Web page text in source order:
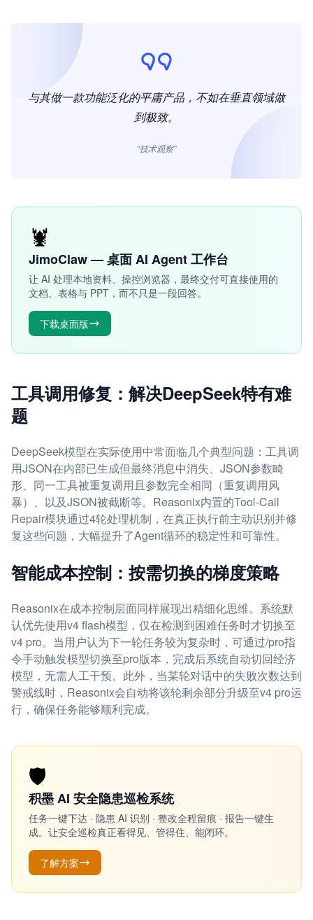
与其做一款功能泛化的平庸产品，不如在垂直领域做
到极致。
“技术观察”
🦞
JimoClaw — 桌面 AI Agent 工作台
让 AI 处理本地资料、操控浏览器，最终交付可直接使用的
文档、表格与 PPT，而不只是一段回答。
下载桌面版
工具调用修复：解决DeepSeek特有难
题
DeepSeek模型在实际使用中常面临几个典型问题：工具调
用JSON在内部已生成但最终消息中消失、JSON参数畸
形、同一工具被重复调用且参数完全相同（重复调用风
暴）、以及JSON被截断等。Reasonix内置的Tool-Call
Repair模块通过4轮处理机制，在真正执行前主动识别并修
复这些问题，大幅提升了Agent循环的稳定性和可靠性。
智能成本控制：按需切换的梯度策略
Reasonix在成本控制层面同样展现出精细化思维。系统默
认优先使用v4 flash模型，仅在检测到困难任务时才切换至
v4 pro。当用户认为下一轮任务较为复杂时，可通过/pro指
令手动触发模型切换至pro版本，完成后系统自动切回经济
模型，无需人工干预。此外，当某轮对话中的失败次数达到
警戒线时，Reasonix会自动将该轮剩余部分升级至v4 pro运
行，确保任务能够顺利完成。
🛡️
积墨 AI 安全隐患巡检系统
任务一键下达 · 隐患 AI 识别 · 整改全程留痕 · 报告一键生
成。让安全巡检真正看得见、管得住、能闭环。
了解方案